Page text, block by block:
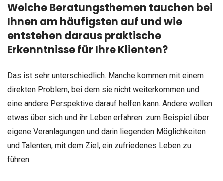
Welche Beratungsthemen tauchen bei
Ihnen am häufigsten auf und wie
entstehen daraus praktische
Erkenntnisse für Ihre Klienten?
Das ist sehr unterschiedlich. Manche kommen mit einem
direkten Problem, bei dem sie nicht weiterkommen und
eine andere Perspektive darauf helfen kann. Andere wollen
etwas über sich und ihr Leben erfahren: zum Beispiel über
eigene Veranlagungen und darin liegenden Möglichkeiten
und Talenten, mit dem Ziel, ein zufriedenes Leben zu
führen.